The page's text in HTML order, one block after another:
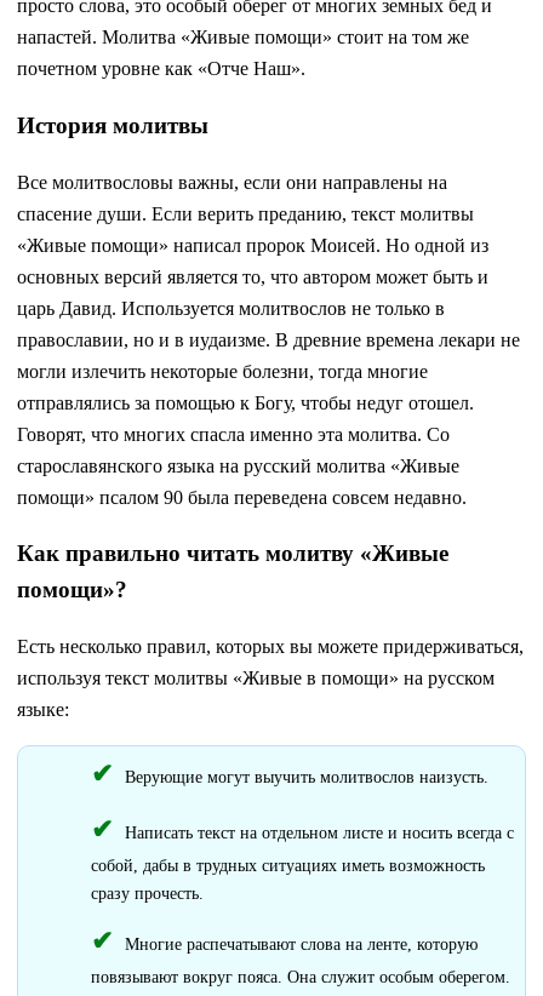
просто слова, это особый оберег от многих земных бед и
напастей. Молитва «Живые помощи» стоит на том же
почетном уровне как «Отче Наш».
История молитвы
Все молитвословы важны, если они направлены на
спасение души. Если верить преданию, текст молитвы
«Живые помощи» написал пророк Моисей. Но одной из
основных версий является то, что автором может быть и
царь Давид. Используется молитвослов не только в
православии, но и в иудаизме. В древние времена лекари не
могли излечить некоторые болезни, тогда многие
отправлялись за помощью к Богу, чтобы недуг отошел.
Говорят, что многих спасла именно эта молитва. Со
старославянского языка на русский молитва «Живые
помощи» псалом 90 была переведена совсем недавно.
Как правильно читать молитву «Живые
помощи»?
Есть несколько правил, которых вы можете придерживаться,
используя текст молитвы «Живые в помощи» на русском
языке:
Верующие могут выучить молитвослов наизусть.
Написать текст на отдельном листе и носить всегда с
собой, дабы в трудных ситуациях иметь возможность
сразу прочесть.
Многие распечатывают слова на ленте, которую
повязывают вокруг пояса. Она служит особым оберегом.